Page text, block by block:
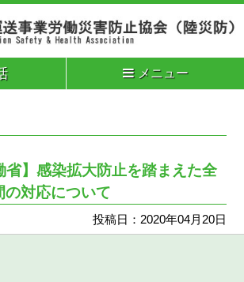
メニュー
省】感染拡大防止を踏まえた全
の対応について
投稿日：2020年04月20日